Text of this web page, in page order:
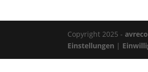
Copyright 2025 -
Einstellungen |